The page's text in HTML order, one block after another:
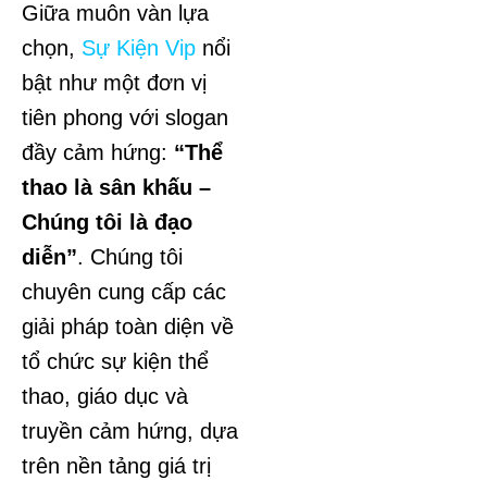
Giữa muôn vàn lựa
chọn, Sự Kiện Vip nổi
bật như một đơn vị
tiên phong với slogan
đầy cảm hứng: “Thể
thao là sân khấu –
Chúng tôi là đạo
diễn”. Chúng tôi
chuyên cung cấp các
giải pháp toàn diện về
tổ chức sự kiện thể
thao, giáo dục và
truyền cảm hứng, dựa
trên nền tảng giá trị